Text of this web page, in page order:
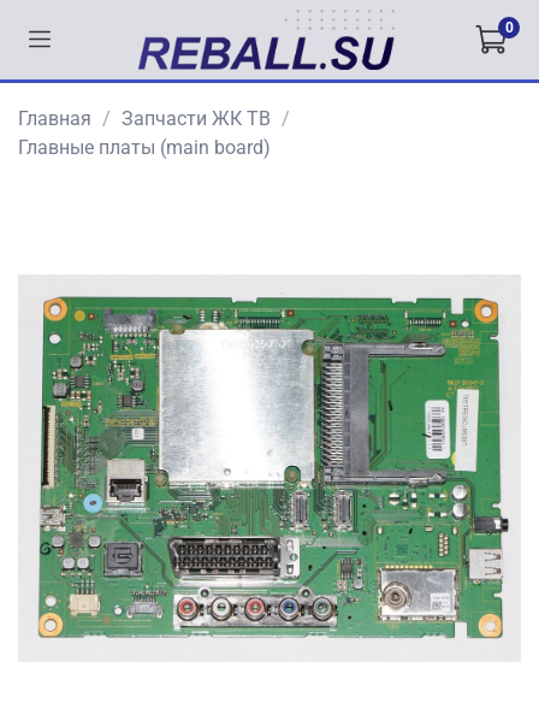
0
Главная
Запчасти ЖК ТВ
Главные платы (main board)